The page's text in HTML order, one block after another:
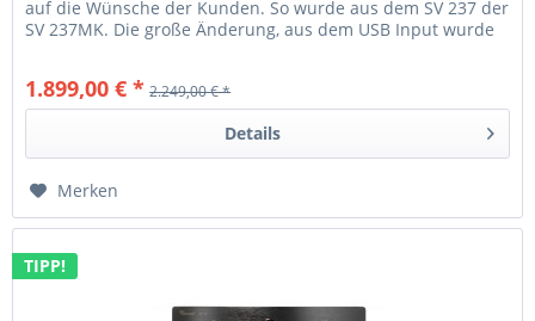
auf die Wünsche der Kunden. So wurde aus dem SV 237 der
SV 237MK. Die große Änderung, aus dem USB Input wurde
1.899,00 € * 2.249,00 € *
Details
Merken
TIPP!